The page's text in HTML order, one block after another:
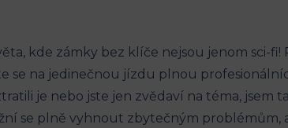
kde zámky bez klíče nejsou jenom sci-
se na jedinečnou jízdu plnou
je nebo jste jen zvědaví na téma, jsem
se plně vyhnout zbytečným problémům,